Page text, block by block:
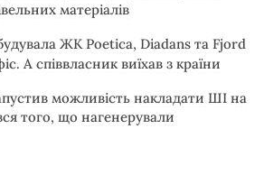
матеріалів
ЖК Poetica, Diadans та Fjord
А співвласник виїхав з країни
можливість накладати ШІ на
того, що нагенерували